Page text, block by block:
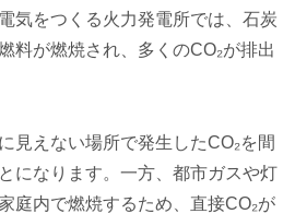
気をつくる火力発電所では、石炭
料が燃焼され、多くのCO₂が排出
見えない場所で発生したCO₂を間
になります。一方、都市ガスや灯
庭内で燃焼するため、直接CO₂が